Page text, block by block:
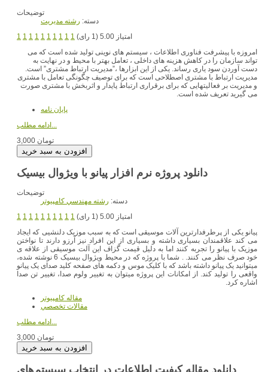
توضیحات
دسته: رشته مديريت
1 1 1 1 1 1 1 1 1 1
امتیاز 5.00 (1 رای)
امروزه با پیشرفت فناوری اطلاعات ، سیستم های نوینی تولید شده است که می
تواند سازمان را در کاهش هزینه های داخلی ، تعامل بهتر با محیط و در نهایت به
دست آوردن سود یاری رساند. یکی از این ابزارها ،”مدیریت ارتباط مشتری” است.
مدیریت ارتباط با مشتری اصطلاحی است که برای توصیف چگونگی تعامل با مشتری
و مدیریت بر فعالیتهایی که برای برقراری ارتباط پایدار و اثربخش با مشتری صورت
می گیرید تعریف شده است.
پایان نامه
ادامه مطلب...
3,000 تومان
دانلود پروژه نرم افزار پیانو با ویژوال بیسیک
توضیحات
دسته: رشته مهندسي کامپيوتر
1 1 1 1 1 1 1 1 1 1
امتیاز 5.00 (1 رای)
پیانو یکی از پرطرفدارترین آلات موسیقی است که به سبب موزیک دلنشیی که ایجاد
می کند علاقمندان بسیاری داشته و بسیاری از این افراد نیز آرزو دارند تا نواختن
موزیک با پیانو را تجربه کنند اما به دلیل قیمت گزاف این آلت موسیقی از علاقه ی
خود صرف نظر می کنند. . شما با پروژه که در محیط ویژوال بیسیک 6 نوشته شده،
میتوانید یک پیانو داشته باشد که با کلیک موس و دکمه های صفحه کلید صدای یک پیانو
واقعی را تولید کند. از امکانات این پروژه میتوان به تغییر ولوم صدا، تغییر تن صدا
اشاره کرد.
مقاله کامپیوتر
مقالات تخصصي
ادامه مطلب...
3,000 تومان